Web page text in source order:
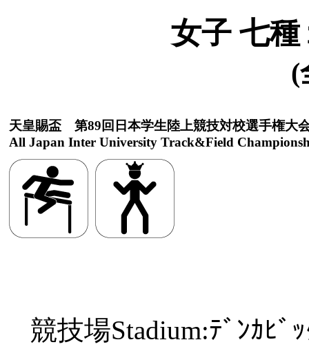
女子 七種
(
天皇賜盃 第89回日本学生陸上競技対校選手権大
All Japan Inter University Track&Field
競技場Stadium:ﾃﾞﾝｶﾋﾞ